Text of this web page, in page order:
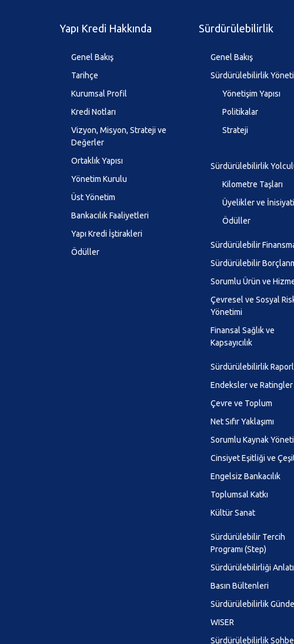
Yapı Kredi Hakkında
Genel Bakış
Tarihçe
Kurumsal Profil
Kredi Notları
Vizyon, Misyon, Strateji ve
Değerler
Ortaklık Yapısı
Yönetim Kurulu
Üst Yönetim
Bankacılık Faaliyetleri
Yapı Kredi İştirakleri
Ödüller
Sürdürülebilirlik
Genel Bakış
Sürdürülebilirlik
Yönetişim Yapısı
Politikalar
Strateji
Sürdürülebilirlik
Kilometre Taşları
Üyelikler ve
Ödüller
Sürdürülebilir
Sürdürülebilir
Sorumlu Ürün ve
Çevresel ve Sosyal
Yönetimi
Finansal Sağlık ve
Kapsayıcılık
Sürdürülebilirlik
Endeksler ve Ratingler
Çevre ve Toplum
Net Sıfır Yaklaşımı
Sorumlu Kaynak
Cinsiyet Eşitliği ve
Engelsiz Bankacılık
Toplumsal Katkı
Kültür Sanat
Sürdürülebilir Tercih
Programı (Step)
Sürdürülebilirliği
Basın Bültenleri
Sürdürülebilirlik
WISER
Sürdürülebilirlik